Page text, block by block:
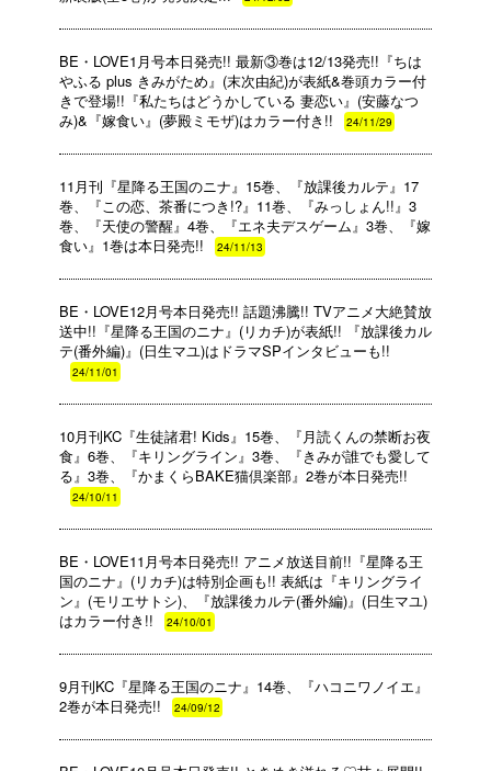
BE・LOVE1月号本日発売!! 最新③巻は12/13発売!!『ちは
やふる plus きみがため』(末次由紀)が表紙&巻頭カラー付
きで登場!!『私たちはどうかしている 妻恋い』(安藤なつ
み)&『嫁食い』(夢殿ミモザ)はカラー付き!!
24/11/29
11月刊『星降る王国のニナ』15巻、『放課後カルテ』17
巻、『この恋、茶番につき!?』11巻、『みっしょん!!』3
巻、『天使の警醒』4巻、『エネ夫デスゲーム』3巻、『嫁
食い』1巻は本日発売!!
24/11/13
BE・LOVE12月号本日発売!! 話題沸騰!! TVアニメ大絶賛放
送中!!『星降る王国のニナ』(リカチ)が表紙!! 『放課後カル
テ(番外編)』(日生マユ)はドラマSPインタビューも!!
24/11/01
10月刊KC『生徒諸君! Kids』15巻、『月読くんの禁断お夜
食』6巻、『キリングライン』3巻、『きみが誰でも愛して
る』3巻、『かまくらBAKE猫倶楽部』2巻が本日発売!!
24/10/11
BE・LOVE11月号本日発売!! アニメ放送目前!!『星降る王
国のニナ』(リカチ)は特別企画も!! 表紙は『キリングライ
ン』(モリエサトシ)、『放課後カルテ(番外編)』(日生マユ)
はカラー付き!!
24/10/01
9月刊KC『星降る王国のニナ』14巻、『ハコニワノイエ』
2巻が本日発売!!
24/09/12